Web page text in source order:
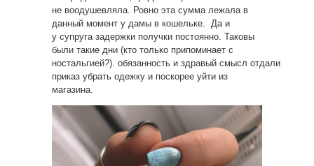
не воодушевляла. Ровно эта сумма лежала в
данный момент у дамы в кошельке. Да и
у супруга задержки получки постоянно. Таковы
были такие дни (кто только припоминает с
ностальгией?). обязанность и здравый смысл отдали
приказ убрать одежку и поскорее уйти из
магазина.